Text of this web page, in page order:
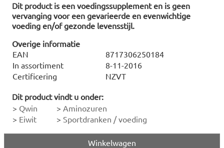
Dit product is een voedingssupplement en is geen
vervanging voor een gevarieerde en evenwichtige
voeding en/of gezonde levensstijl.
Overige informatie
EAN
8717306250184
In assortiment
8-11-2016
Certificering
NZVT
Dit product vindt u onder:
> Qwin > Aminozuren
> Eiwit > Sportdranken / voeding
Winkelwagen